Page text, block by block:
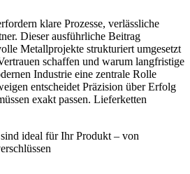
klare Prozesse, verlässliche
Dieser ausführliche Beitrag
Metallprojekte strukturiert umgesetzt
schaffen und warum langfristige
Industrie eine zentrale Rolle
entscheidet Präzision über Erfolg
exakt passen. Lieferketten